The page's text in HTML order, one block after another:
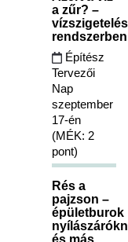
a zűr? –
Építész
Tervezői
Nap
szeptember
17-én
(MÉK: 2
pont)
Rés a
pajzson –
épületburok
és más